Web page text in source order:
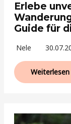
Erlebe
Guide für
Nele
Weiterlesen